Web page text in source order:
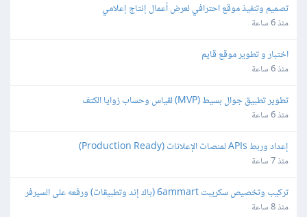
تصميم وتنفيذ موقع احترافي لعرض أعمال إنتاج إعلامي
منذ 6 ساعة
اختبار و تطوير موقع قايم
منذ 6 ساعة
تطوير تطبيق جوال بسيط (MVP) لقياس وحساب زوايا الكتف
منذ 6 ساعة
إعداد وربط APIs لمنصات الإعلانات (Production Ready)
منذ 7 ساعة
تركيب وتخصيص سكريبت 6ammart (باك إند وتطبيقات) ورفعه على السيرفر
والمتجر
منذ 8 ساعة